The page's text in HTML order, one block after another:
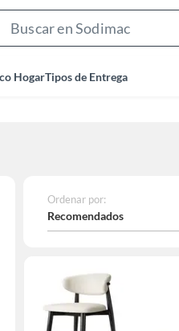
HogarTipos de Entrega
Ordenar por:
Recomendados